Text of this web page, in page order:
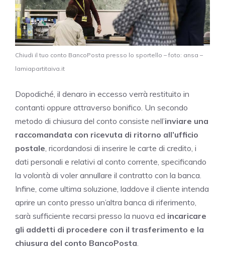
Chiudi il tuo conto BancoPosta presso lo sportello – foto: ansa –
lamiapartitaiva.it
Dopodiché, il denaro in eccesso verrà restituito in
contanti oppure attraverso bonifico. Un secondo
metodo di chiusura del conto consiste nell’inviare una
raccomandata con ricevuta di ritorno all’ufficio
postale , ricordandosi di inserire le carte di credito, i
dati personali e relativi al conto corrente, specificando
la volontà di voler annullare il contratto con la banca.
Infine, come ultima soluzione, laddove il cliente intenda
aprire un conto presso un’altra banca di riferimento,
sarà sufficiente recarsi presso la nuova ed incaricare
gli addetti di procedere con il trasferimento e la
chiusura del conto BancoPosta